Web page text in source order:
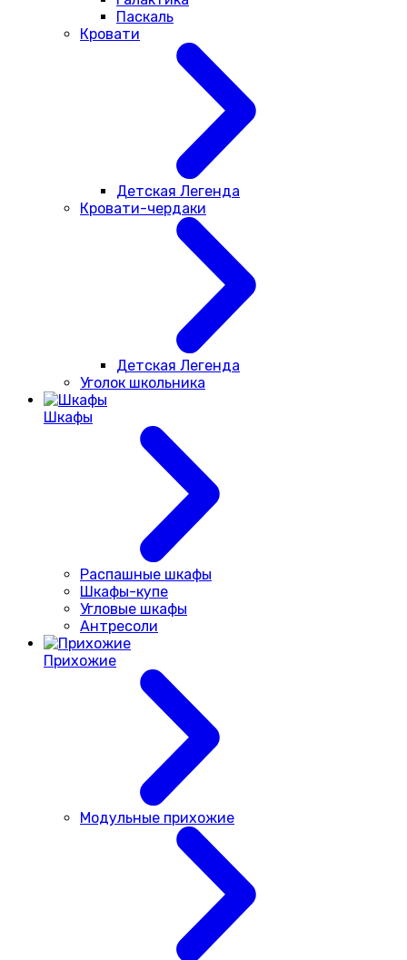
Паскаль
Кровати
Детская Легенда
Кровати-чердаки
Детская Легенда
Уголок школьника
Шкафы
Распашные шкафы
Шкафы-купе
Угловые шкафы
Антресоли
Прихожие
Модульные прихожие